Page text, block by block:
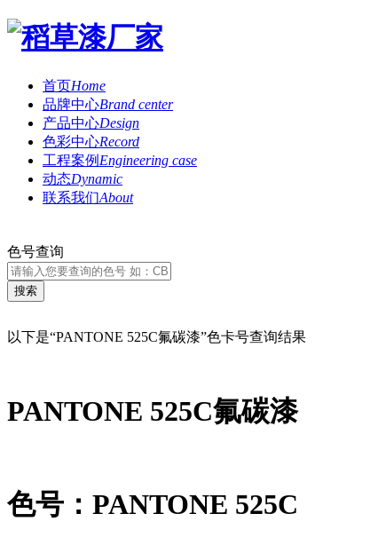
首页Home
品牌中心Brand center
产品中心Design
色彩中心Record
工程案例 Engineering case
动态Dynamic
联系我们About
色号查询
以下是“PANTONE 525C氟碳漆”色卡号查询结果
PANTONE 525C氟碳漆
色号：PANTONE 525C